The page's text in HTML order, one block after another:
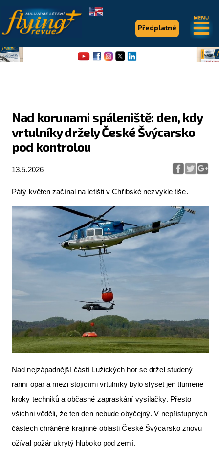
Nad korunami spáleniště: den, kdy
vrtulníky držely České Švýcarsko
pod kontrolou
13.5.2026
Pátý květen začínal na letišti v Chřibské nezvykle tiše.
Nad nejzápadnější částí Lužických hor se držel studený
ranní opar a mezi stojícími vrtulníky bylo slyšet jen tlumené
kroky techniků a občasné zapraskání vysílačky. Přesto
všichni věděli, že ten den nebude obyčejný. V nepřístupných
částech chráněné krajinné oblasti České Švýcarsko znovu
ožíval požár ukrytý hluboko pod zemí.
Předplatné
.
Flying Revue
Pro piloty
Série & speciály
Letecká videa
Aktuální FR + archiv
Letecká muzea
VFR Communication app
The SAFE Guide app
Nabídky práce v letectví
Inzerujte s námi
E-SHOP